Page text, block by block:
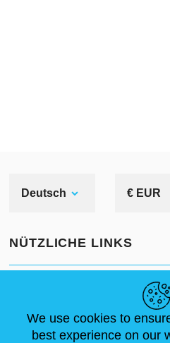
Deutsch € EUR
NÜTZLICHE LINKS
ABOUT US
We use cookies to
best experience on our